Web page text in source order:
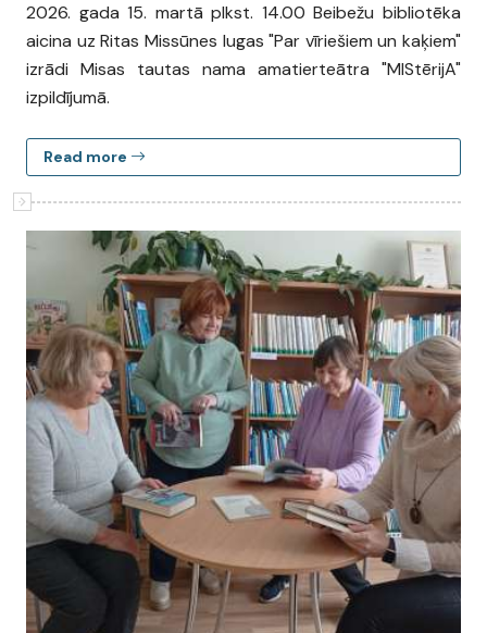
2026. gada 15. martā plkst. 14.00 Beibežu bibliotēka
aicina uz Ritas Missūnes lugas "Par vīriešiem un kaķiem"
izrādi Misas tautas nama amatierteātra "MIStērijA"
izpildījumā.
Read more